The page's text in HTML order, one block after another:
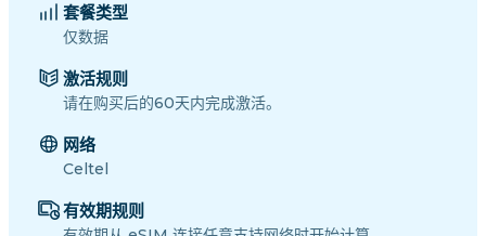
套餐类型
仅数据
激活规则
请在购买后的60天内完成激活。
网络
Celtel
有效期规则